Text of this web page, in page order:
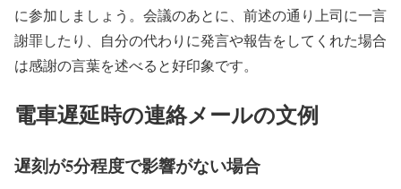
に参加しましょう。会議のあとに、前述の通り上司に一言
謝罪したり、自分の代わりに発言や報告をしてくれた場合
は感謝の言葉を述べると好印象です。
電車遅延時の連絡メールの文例
遅刻が5分程度で影響がない場合